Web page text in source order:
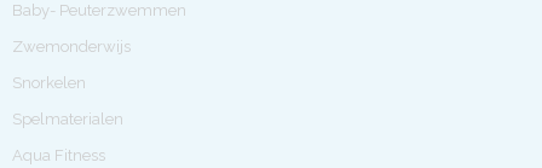
Baby- Peuterzwemmen
Zwemonderwijs
Snorkelen
Spelmaterialen
Aqua Fitness